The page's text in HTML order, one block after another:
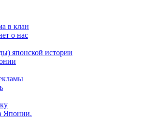
в клан
о нас
японской истории
Японии.